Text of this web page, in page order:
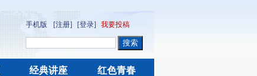
手机版 [注册] [登录] 我要投稿
经典讲座 红色青春